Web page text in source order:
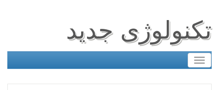
تکنولوژی جدید
Toggle
navigation